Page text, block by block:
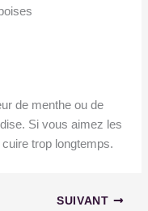
de menthe ou de
Si vous aimez les
trop longtemps.
SUIVANT